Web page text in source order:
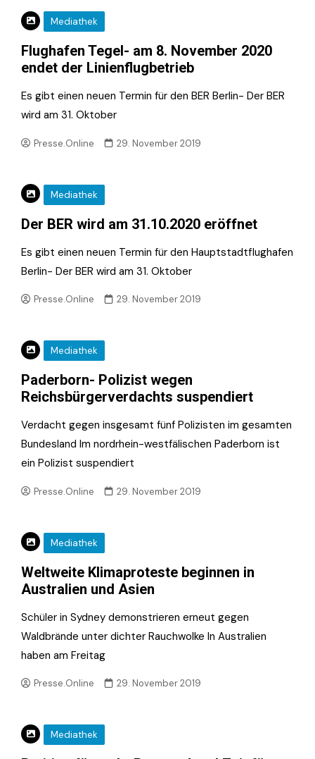
Mediathek
Flughafen Tegel- am 8. November 2020
endet der Linienflugbetrieb
Es gibt einen neuen Termin für den BER Berlin- Der BER
wird am 31. Oktober
Presse.Online 29. November 2019
Mediathek
Der BER wird am 31.10.2020 eröffnet
Es gibt einen neuen Termin für den Hauptstadtflughafen
Berlin- Der BER wird am 31. Oktober
Presse.Online 29. November 2019
Mediathek
Paderborn- Polizist wegen
Reichsbürgerverdachts suspendiert
Verdacht gegen insgesamt fünf Polizisten im gesamten
Bundesland Im nordrhein-westfälischen Paderborn ist
ein Polizist suspendiert
Presse.Online 29. November 2019
Mediathek
Weltweite Klimaproteste beginnen in
Australien und Asien
Schüler in Sydney demonstrieren erneut gegen
Waldbrände unter dichter Rauchwolke In Australien
haben am Freitag
Presse.Online 29. November 2019
Mediathek